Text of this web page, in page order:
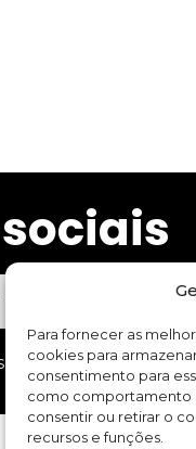
Para fornecer as
cookies para
consentimento para
como comportamento
consentir ou retirar o
recursos e funções.
sobre meus cursos e